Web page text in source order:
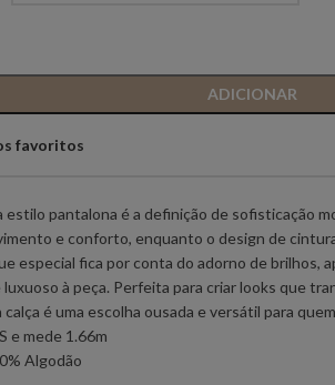
–
FERRACHE
ICE PLAY ICEBERG
MIGUEL VIEIRA MISS YOU
SEMICOUTURE
ADICIONAR
favoritos
estilo pantalona é a definição de sofisticação
e conforto, enquanto o design de
especial fica por conta do adorno de brilhos,
luxuoso à peça. Perfeita para criar looks que
é uma escolha ousada e versátil para
e mede 1.66m
Algodão